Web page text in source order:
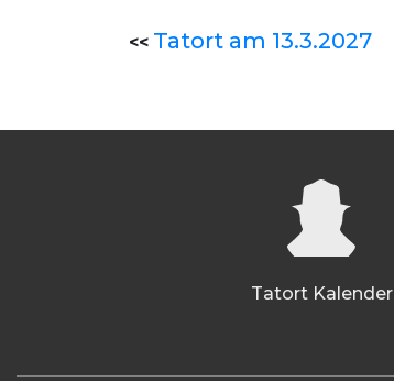
<< Tatort am 13.3.2027
Tatort Kalender